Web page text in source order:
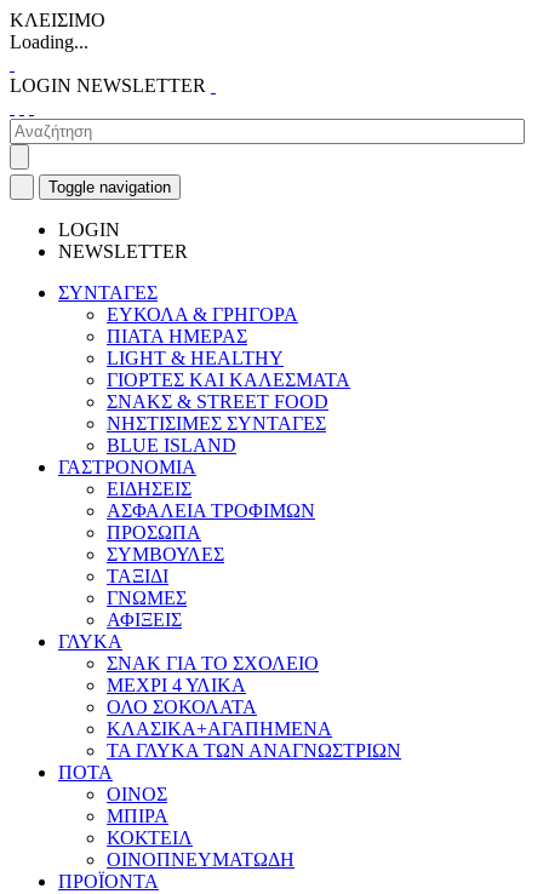
ΚΛΕΙΣΙΜΟ
Loading...
LOGIN NEWSLETTER
Toggle navigation
LOGIN
NEWSLETTER
ΣΥΝΤΑΓΕΣ
ΕΥΚΟΛΑ & ΓΡΗΓΟΡΑ
ΠΙΑΤΑ ΗΜΕΡΑΣ
LIGHT & HEALTHY
ΓΙΟΡΤΕΣ ΚΑΙ ΚΑΛΕΣΜΑΤΑ
ΣΝΑΚΣ & STREET FOOD
ΝΗΣΤΙΣΙΜΕΣ ΣΥΝΤΑΓΕΣ
BLUE ISLAND
ΓΑΣΤΡΟΝΟΜΙΑ
ΕΙΔΗΣΕΙΣ
ΑΣΦΑΛΕΙΑ ΤΡΟΦΙΜΩΝ
ΠΡΟΣΩΠΑ
ΣΥΜΒΟΥΛΕΣ
ΤΑΞΙΔΙ
ΓΝΩΜΕΣ
ΑΦΙΞΕΙΣ
ΓΛΥΚΑ
ΣΝΑΚ ΓΙΑ ΤΟ ΣΧΟΛΕΙΟ
ΜΕΧΡΙ 4 ΥΛΙΚΑ
ΟΛΟ ΣΟΚΟΛΑΤΑ
ΚΛΑΣΙΚΑ+ΑΓΑΠΗΜΕΝΑ
ΤΑ ΓΛΥΚΑ ΤΩΝ ΑΝΑΓΝΩΣΤΡΙΩΝ
ΠΟΤΑ
ΟΙΝΟΣ
ΜΠΙΡΑ
ΚΟΚΤΕΙΛ
ΟΙΝΟΠΝΕΥΜΑΤΩΔΗ
ΠΡΟΪΟΝΤΑ